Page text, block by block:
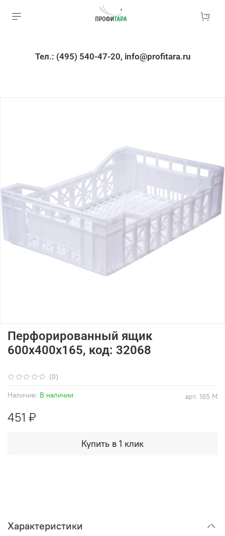
Тел.: (495) 540-47-20, info@profitara.ru
(0)
арт. 165 М
Наличие: В наличии
Перфорированный ящик
600x400x165, код: 32068
451 ₽
Купить в 1 клик
Характеристики